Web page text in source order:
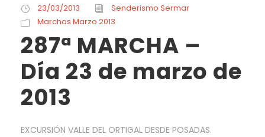
23/03/2013
Senderismo Sermar
Marchas Marzo 2013
287ª MARCHA –
Día 23 de marzo de
2013
EXCURSIÓN VALLE DEL ORTIGAL DESDE POSADAS.